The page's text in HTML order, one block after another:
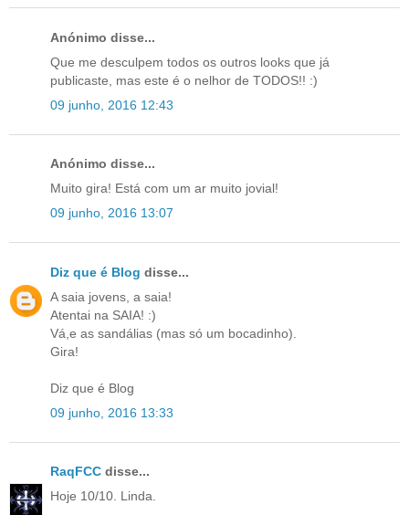
Anónimo disse...
Que me desculpem todos os outros looks que já
publicaste, mas este é o nelhor de TODOS!! :)
09 junho, 2016 12:43
Anónimo disse...
Muito gira! Está com um ar muito jovial!
09 junho, 2016 13:07
Diz que é Blog disse...
A saia jovens, a saia!
Atentai na SAIA! :)
Vá,e as sandálias (mas só um bocadinho).
Gira!
Diz que é Blog
09 junho, 2016 13:33
RaqFCC disse...
Hoje 10/10. Linda.